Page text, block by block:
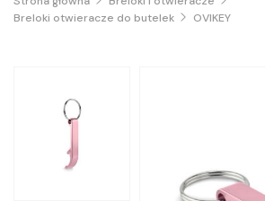
Breloki otwieracze do butelek
OVIKEY